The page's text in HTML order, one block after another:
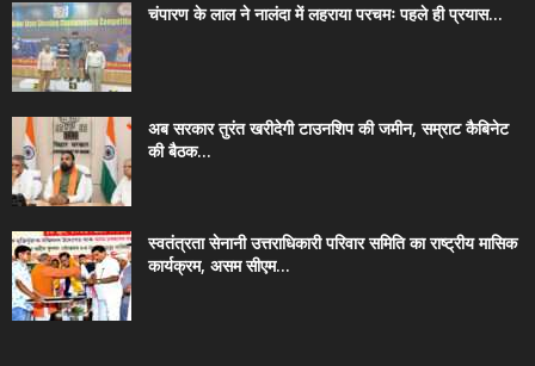
चंपारण के लाल ने नालंदा में लहराया परचमः पहले ही प्रयास...
अब सरकार तुरंत खरीदेगी टाउनशिप की जमीन, सम्राट कैबिनेट
की बैठक...
स्वतंत्रता सेनानी उत्तराधिकारी परिवार समिति का राष्ट्रीय मासिक
कार्यक्रम, असम सीएम...